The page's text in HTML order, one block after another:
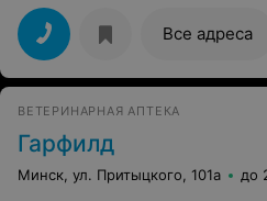
доставку!!! Менеджер ничего об
предложила добавить до
"обвели вокруг пальца".
Все адреса
ВЕТЕРИНАРНАЯ АПТЕКА
Гарфилд
Минск, ул. Притыцкого, 101а до